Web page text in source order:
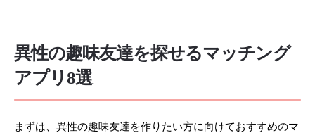
異性の趣味友達を探せるマッチング
アプリ8選
まずは、異性の趣味友達を作りたい方に向けておすすめのマ